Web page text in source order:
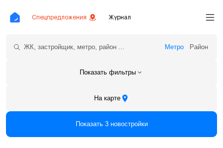
Спецпредложения Журнал
Метро Район
Показать фильтры
На карте
Показать 3 новостройки